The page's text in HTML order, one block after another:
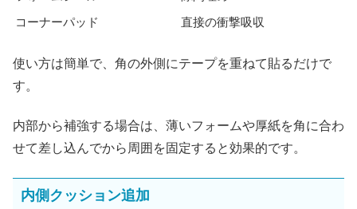
コーナーパッド
直接の衝撃吸収
使い方は簡単で、角の外側にテープを重ねて貼るだけで
す。
内部から補強する場合は、薄いフォームや厚紙を角に合わ
せて差し込んでから周囲を固定すると効果的です。
内側クッション追加